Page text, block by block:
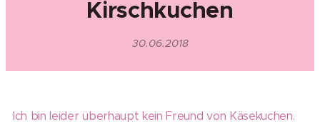
Kirschkuchen
30.06.2018
Ich bin leider überhaupt kein Freund von Käsekuchen.